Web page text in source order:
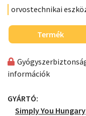
orvostechnikai
Termék
információk
GYÁRTÓ:
Simply You Hungary